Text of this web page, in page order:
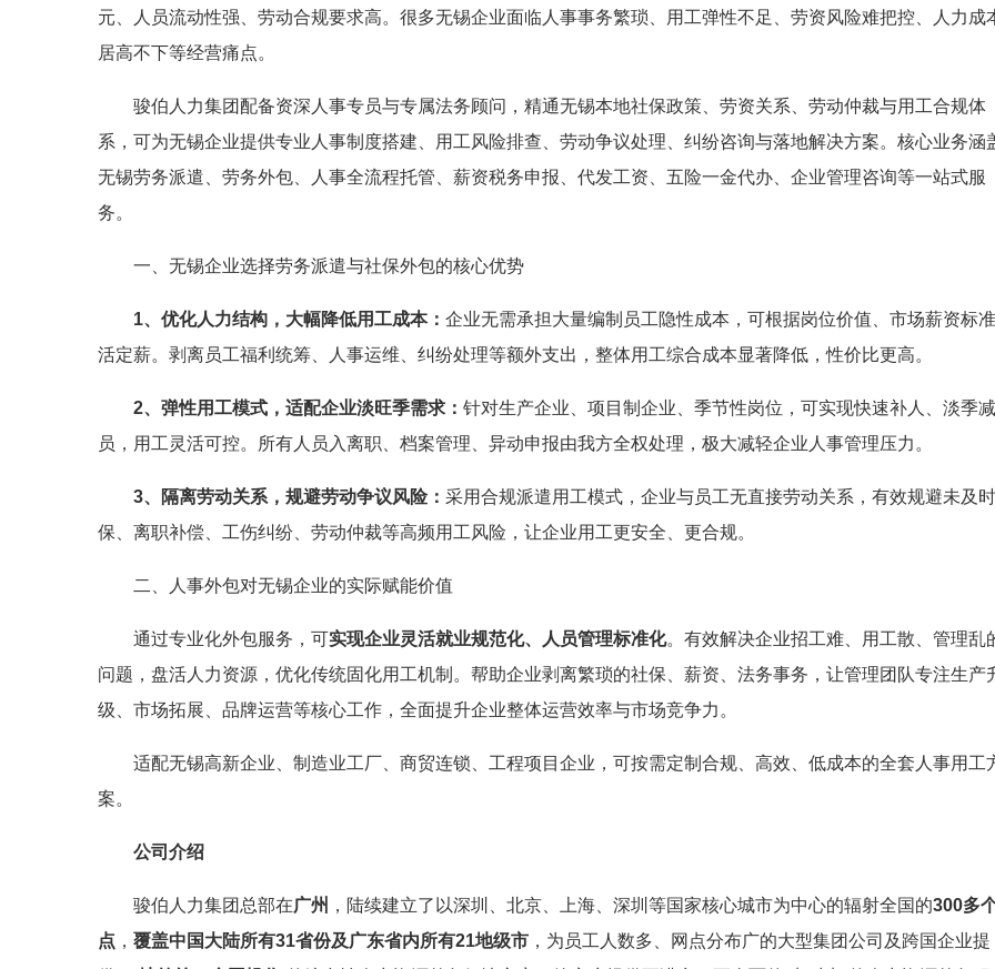
元、人员流动性强、劳动合规要求高。很多无锡企业面临人事事务繁琐、用工弹性不足、劳资风险难把控、人力成
居高不下等经营痛点。
骏伯人力集团配备资深人事专员与专属法务顾问，精通无锡本地社保政策、劳资关系、劳动仲裁与用工合规体
系，可为无锡企业提供专业人事制度搭建、用工风险排查、劳动争议处理、纠纷咨询与落地解决方案。核心业务涵
无锡劳务派遣、劳务外包、人事全流程托管、薪资税务申报、代发工资、五险一金代办、企业管理咨询等一站式服
务。
一、无锡企业选择劳务派遣与社保外包的核心优势
1、优化人力结构，大幅降低用工成本： 企业无需承担大量编制员工隐性成本，可根据岗位价值、市场薪资标
活定薪。剥离员工福利统筹、人事运维、纠纷处理等额外支出，整体用工综合成本显著降低，性价比更高。
2、弹性用工模式，适配企业淡旺季需求： 针对生产企业、项目制企业、季节性岗位，可实现快速补人、淡季减
员，用工灵活可控。所有人员入离职、档案管理、异动申报由我方全权处理，极大减轻企业人事管理压力。
3、隔离劳动关系，规避劳动争议风险： 采用合规派遣用工模式，企业与员工无直接劳动关系，有效规避未及
保、离职补偿、工伤纠纷、劳动仲裁等高频用工风险，让企业用工更安全、更合规。
二、人事外包对无锡企业的实际赋能价值
通过专业化外包服务，可实现企业灵活就业规范化、人员管理标准化。有效解决企业招工难、用工散、管理乱
问题，盘活人力资源，优化传统固化用工机制。帮助企业剥离繁琐的社保、薪资、法务事务，让管理团队专注生产
级、市场拓展、品牌运营等核心工作，全面提升企业整体运营效率与市场竞争力。
适配无锡高新企业、制造业工厂、商贸连锁、工程项目企业，可按需定制合规、高效、低成本的全套人事用工
案。
公司介绍
骏伯人力集团总部在广州 ，陆续建立了以深圳、北京、上海、深圳等国家核心城市为中心的辐射全国的300多
点 ， 覆盖中国大陆所有31省份及广东省内所有21地级市 ，为员工人数多、网点分布广的大型集团公司及跨国企业提